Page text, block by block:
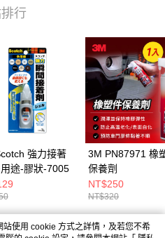
行
強力接著
途-膠狀-7005
3M PN87971 橡
保養劑
NT$250
NT$320
使用 cookie 方式之詳情，及若您不希